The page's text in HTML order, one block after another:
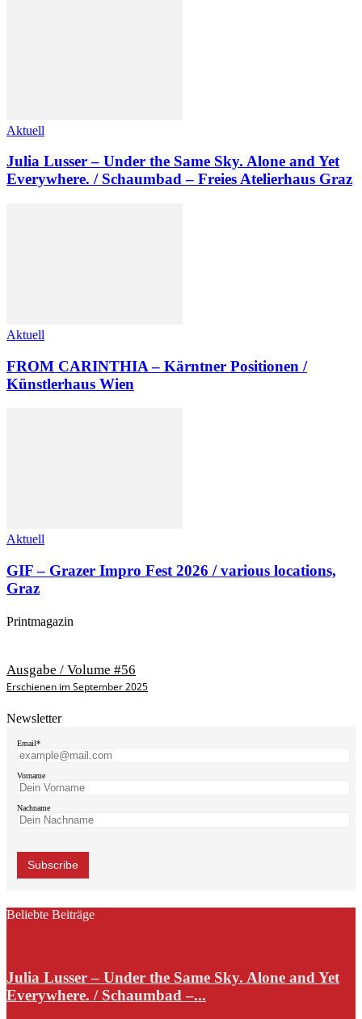
Aktuell
Julia Lusser – Under the Same Sky. Alone and Yet
Everywhere. / Schaumbad – Freies Atelierhaus Graz
Aktuell
FROM CARINTHIA – Kärntner Positionen /
Künstlerhaus Wien
Aktuell
GIF – Grazer Impro Fest 2026 / various locations,
Graz
Printmagazin
Ausgabe / Volume #56
Erschienen im September 2025
Newsletter
Email*
Vorname
Nachname
Beliebte Beiträge
Julia Lusser – Under the Same Sky. Alone and Yet
Everywhere. / Schaumbad –...